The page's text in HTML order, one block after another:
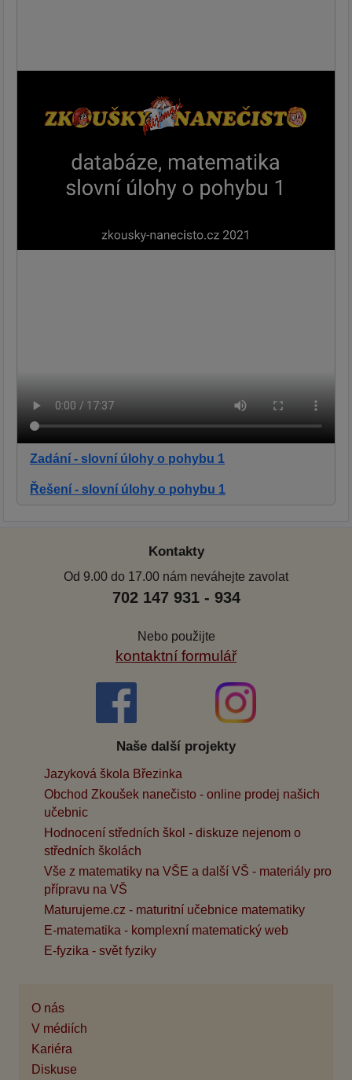
Zadání - slovní úlohy o pohybu 1
Řešení - slovní úlohy o pohybu 1
Kontakty
Od 9.00 do 17.00 nám neváhejte zavolat
702 147 931 - 934
Nebo použijte
kontaktní formulář
Naše další projekty
Jazyková škola Březinka
Obchod Zkoušek nanečisto - online prodej našich
učebnic
Hodnocení středních škol - diskuze nejenom o
středních školách
Vše z matematiky na VŠE a další VŠ - materiály pro
přípravu na VŠ
Maturujeme.cz - maturitní učebnice matematiky
E-matematika - komplexní matematický web
E-fyzika - svět fyziky
O nás
V médiích
Kariéra
Diskuse